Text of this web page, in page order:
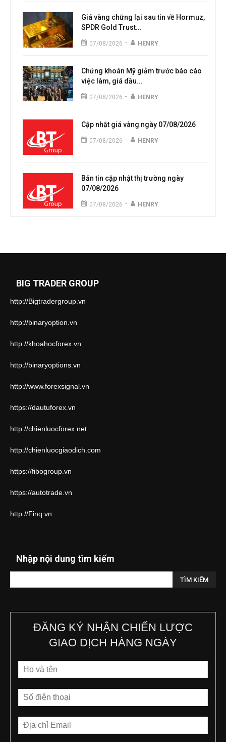
Giá vàng chững lại sau tin về Hormuz,
SPDR Gold Trust...
07/08/2026 - HENRY
Chứng khoán Mỹ giảm trước báo cáo
việc làm, giá dầu...
07/08/2026 - HENRY
Cập nhật giá vàng ngày 07/08/2026
07/08/2026 - HENRY
Bản tin cập nhật thị trường ngày
07/08/2026
07/08/2026 - HENRY
BIG TRADER GROUP
http://Bigtradergroup.vn
http://binaryoption.vn
http://khoahocforex.vn
http://binaryoptions.vn
http://www.forexsignal.vn
https://dautuforex.vn
http://chienluocforex.net
http://chienluocgiaodich.com
https://fibogroup.vn
https://autotrade.vn
http://Finq.vn
Nhập nội dung tìm kiếm
ĐĂNG KÝ NHẬN CHIẾN LƯỢC
GIAO DỊCH HÀNG NGÀY